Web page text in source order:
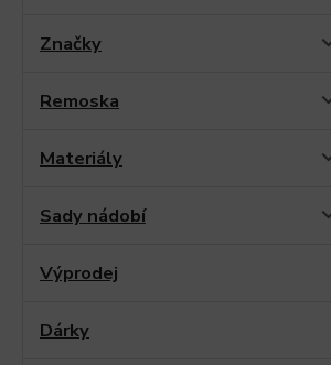
Značky
Remoska
Materiály
Sady nádobí
Výprodej
Dárky